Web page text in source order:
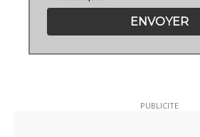
ENVOYER